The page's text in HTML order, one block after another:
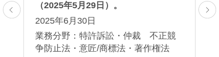
（2025年5月29日）。
2025年6月30日
業務分野：特許訴訟・仲裁 不正競
争防止法・意匠/商標法・著作権法